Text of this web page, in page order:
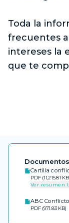
Toda la
frecuentes
intereses la
que te
Cartilla
PDF (11,215.81
Ver resumen
ABC
PDF (971.83 KB)